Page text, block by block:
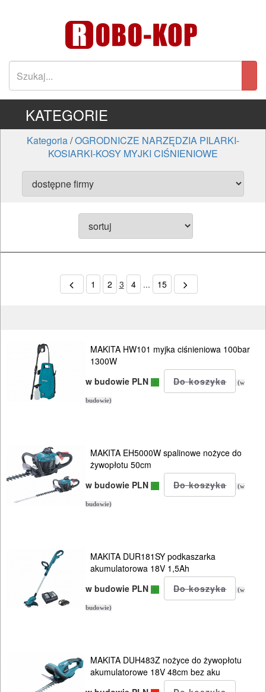
KATEGORIE
Kategoria/OGRODNICZE NARZĘDZIA PILARKI-
KOSIARKI-KOSY MYJKI CIŚNIENIOWE
1 2 3 4 ... 15
MAKITA HW101 myjka ciśnieniowa 100bar
1300W
w budowie PLN
(w
budowie)
MAKITA EH5000W spalinowe nożyce do
żywopłotu 50cm
w budowie PLN
(w
budowie)
MAKITA DUR181SY podkaszarka
akumulatorowa 18V 1,5Ah
w budowie PLN
(w
budowie)
MAKITA DUH483Z nożyce do żywopłotu
akumulatorowe 18V 48cm bez aku